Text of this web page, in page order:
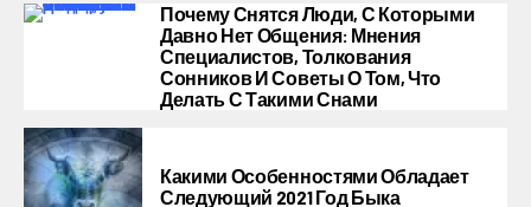
Почему Снятся Люди, С Которыми
Давно Нет Общения: Мнения
Специалистов, Толкования
Сонников И Советы О Том, Что
Делать С Такими Снами
Какими Особенностями Обладает
Следующий 2021 Год Быка